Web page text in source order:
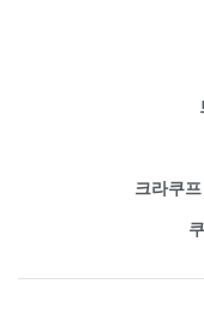
크라쿠